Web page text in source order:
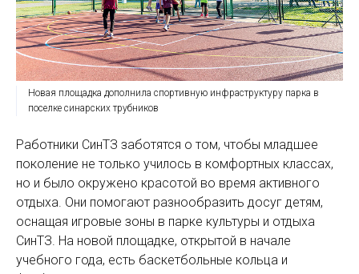
Новая площадка дополнила спортивную инфраструктуру парка в
поселке синарских трубников
Работники СинТЗ заботятся о том, чтобы младшее
поколение не только училось в комфортных классах,
но и было окружено красотой во время активного
отдыха. Они помогают разнообразить досуг детям,
оснащая игровые зоны в парке культуры и отдыха
СинТЗ. На новой площадке, открытой в начале
учебного года, есть баскетбольные кольца и